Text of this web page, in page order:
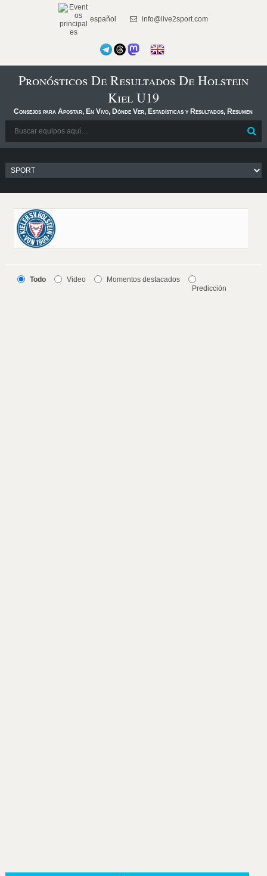
español info@live2sport.com
Pronósticos De Resultados De Holstein
Kiel U19
Consejos para Apostar, En Vivo, Dónde Ver, Estadísticas y Resultados, Resumen
Todo Video
Momentos destacados
Predicción